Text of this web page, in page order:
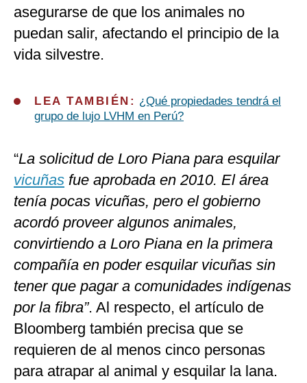
asegurarse de que los animales no
puedan salir, afectando el principio de la
vida silvestre.
LEA TAMBIÉN: ¿Qué propiedades tendrá el
grupo de lujo LVHM en Perú?
“La solicitud de Loro Piana para esquilar
vicuñas fue aprobada en 2010. El área
tenía pocas vicuñas, pero el gobierno
acordó proveer algunos animales,
convirtiendo a Loro Piana en la primera
compañía en poder esquilar vicuñas sin
tener que pagar a comunidades indígenas
por la fibra”. Al respecto, el artículo de
Bloomberg también precisa que se
requieren de al menos cinco personas
para atrapar al animal y esquilar la lana.